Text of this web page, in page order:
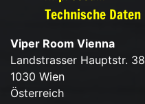
Technische Daten
Viper Room Vienna
Landstrasser Hauptstr. 38
1030 Wien
Österreich